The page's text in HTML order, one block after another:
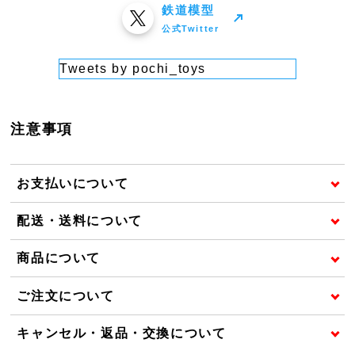
鉄道模型
公式Twitter
Tweets by pochi_toys
注意事項
お支払いについて
配送・送料について
商品について
ご注文について
キャンセル・返品・交換について